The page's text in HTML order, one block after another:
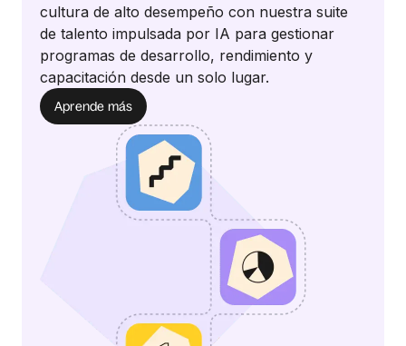
cultura de alto desempeño con nuestra suite
de talento impulsada por IA para gestionar
programas de desarrollo, rendimiento y
capacitación desde un solo lugar.
Aprende más